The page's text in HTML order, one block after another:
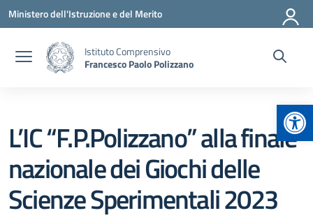
Vai ai contenuti
Vai al menu di navigazione
Vai al footer
Ministero dell'Istruzione e del Merito
Istituto Comprensivo
Francesco Paolo Polizzano
L’IC “F.P.Polizzano” alla finale
nazionale dei Giochi delle
Scienze Sperimentali 2023